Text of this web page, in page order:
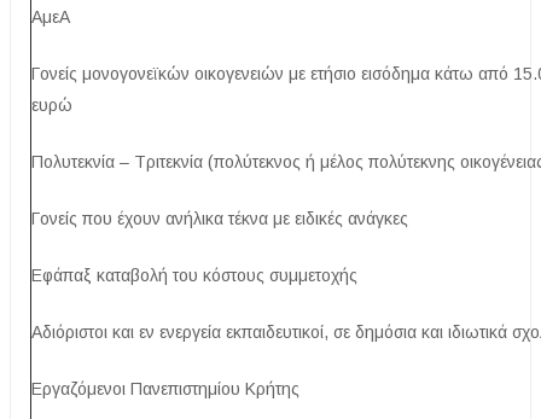
ΑμεΑ
Γονείς μονογονεϊκών οικογενειών με ετήσιο εισόδημα κάτω από
ευρώ
Πολυτεκνία – Τριτεκνία (πολύτεκνος ή μέλος πολύτεκνης
Γονείς που έχουν ανήλικα τέκνα με ειδικές ανάγκες
Εφάπαξ καταβολή του κόστους συμμετοχής
Αδιόριστοι και εν ενεργεία εκπαιδευτικοί, σε δημόσια και ιδιωτικά
Εργαζόμενοι Πανεπιστημίου Κρήτης